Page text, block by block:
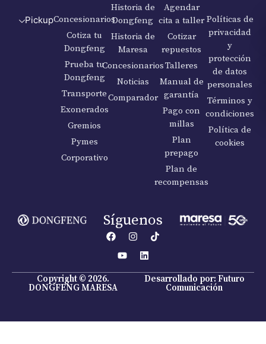
PickupConcesionarios
Cotiza tu
Dongfeng
Prueba tu
Dongfeng
Transporte
Exonerados
Gremios
Pymes
Corporativo
Historia de
Dongfeng
Historia de
Maresa
Concesionarios
Noticias
Comparador
Agendar
cita a taller
Cotizar
repuestos
Talleres
Manual de
garantía
Pago con
millas
Plan
prepago
Plan de
recompensas
Políticas de
privacidad
y
protección
de datos
personales
Términos y
condiciones
Política de
cookies
Síguenos
Copyright © 2026.
DONGFENG MARESA
Desarrollado por: Futuro
Comunicación